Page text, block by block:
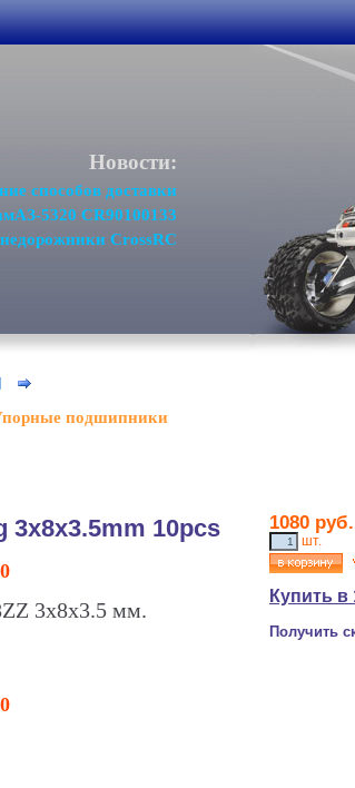
Новости:
способов доставки
5320 CR90100133
CrossRC
подшипники
3x8x3.5mm 10pcs
3x8x3.5 мм.
1080 руб.
шт.
Купить в
Получить